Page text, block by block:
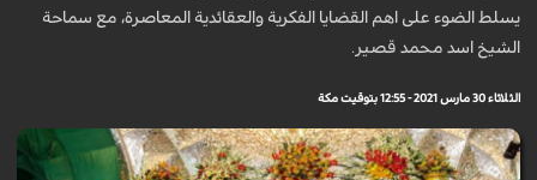
يسلط الضوء على اهم القضايا الفكرية والعقائدية المعاصرة، مع سماحة
الشيخ اسد محمد قصير.
الثلاثاء 30 مارس 2021 - 12:55 بتوقيت مكة